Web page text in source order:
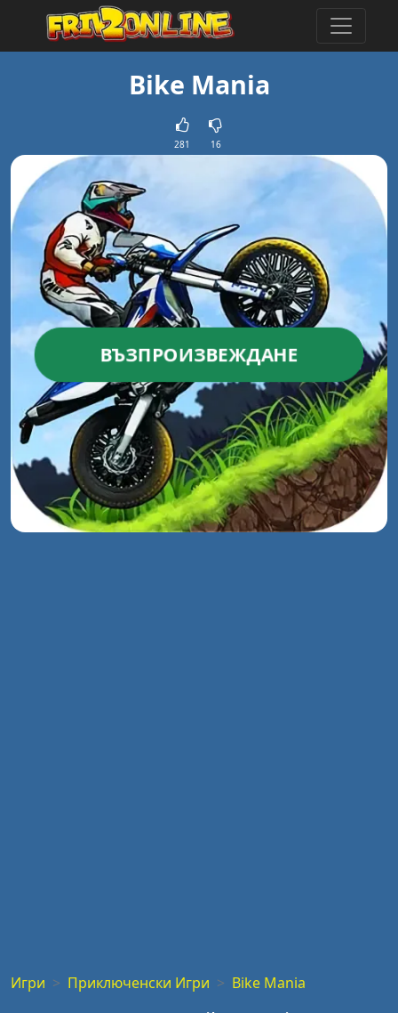
Bike Mania
281 16
ВЪЗПРОИЗВЕЖДАНЕ
Игри Приключенски Игри Bike Mania